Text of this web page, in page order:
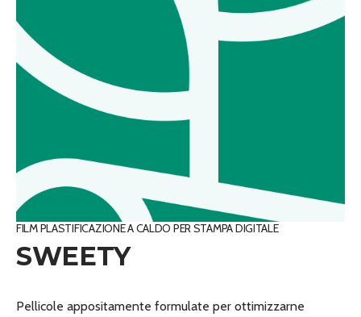
FILM PLASTIFICAZIONE A CALDO PER STAMPA DIGITALE
SWEETY
Pellicole appositamente formulate per ottimizzarne